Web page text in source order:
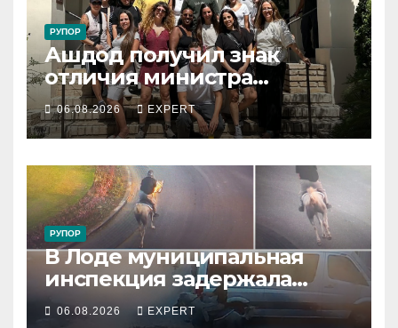
РУПОР
Ашдод получил знак
отличия министра
обороны за поддержку
резервистов
06.08.2026 EXPERT
РУПОР
В Лоде муниципальная
инспекция задержала
подростка, устроившего
06.08.2026 EXPERT